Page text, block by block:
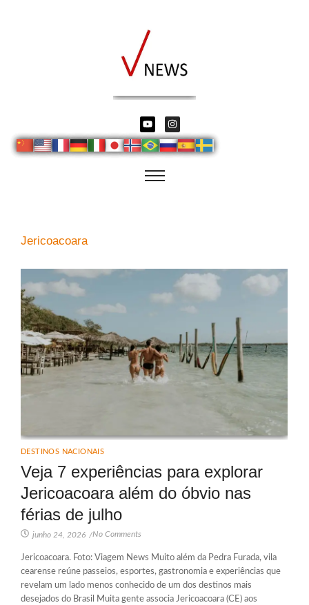
Jericoacoara
DESTINOS NACIONAIS
Veja 7 experiências para explorar
Jericoacoara além do óbvio nas
férias de julho
junho 24, 2026 /No Comments
Jericoacoara. Foto: Viagem News Muito além da Pedra Furada, vila
cearense reúne passeios, esportes, gastronomia e experiências que
revelam um lado menos conhecido de um dos destinos mais
desejados do Brasil Muita gente associa Jericoacoara (CE) aos